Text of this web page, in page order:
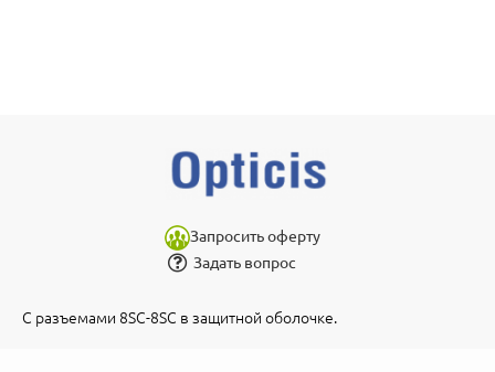
Запросить оферту
Задать вопрос
С разъемами 8SC-8SC в защитной оболочке.